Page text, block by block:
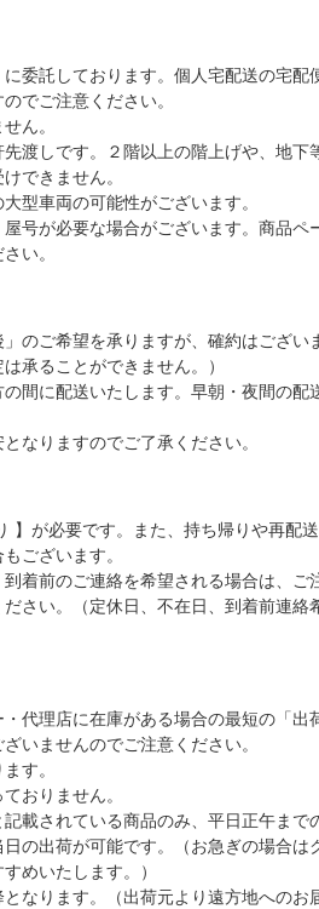
委託しております。個人宅配送の宅配
でご注意ください。
ん。
渡しです。２階以上の階上げや、地下
できません。
型車両の可能性がございます。
号が必要な場合がございます。商品ペ
い。
のご希望を承りますが、確約はござい
承ることができません。）
間に配送いたします。早朝・夜間の配
なりますのでご了承ください。
】が必要です。また、持ち帰りや再配
ございます。
着前のご連絡を希望される場合は、ご
さい。（定休日、不在日、到着前連絡
・代理店に在庫がある場合の最短の「出
いませんのでご注意ください。
す。
おりません。
載されている商品のみ、平日正午まで
の出荷が可能です。（お急ぎの場合は
めいたします。）
なります。（出荷元より遠方地へのお